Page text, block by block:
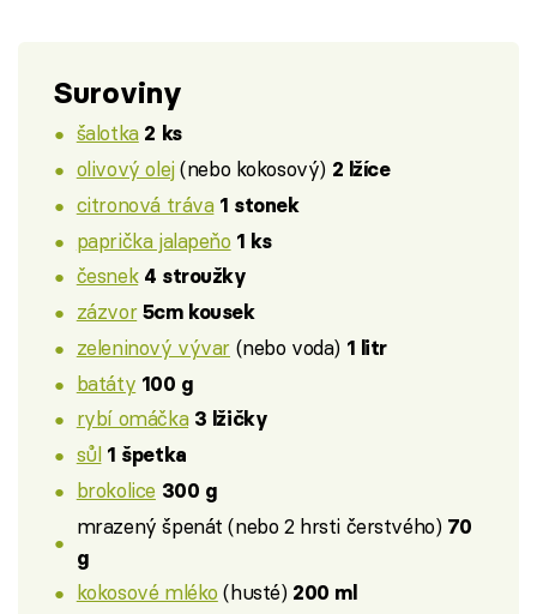
Suroviny
šalotka 2 ks
olivový olej(nebo kokosový) 2 lžíce
citronová tráva 1 stonek
paprička jalapeňo 1 ks
česnek 4 stroužky
zázvor 5cm kousek
zeleninový vývar (nebo voda) 1 litr
batáty 100 g
rybí omáčka 3 lžičky
sůl 1 špetka
brokolice 300 g
mrazený špenát (nebo 2 hrsti čerstvého) 70
g
kokosové mléko (husté) 200 ml